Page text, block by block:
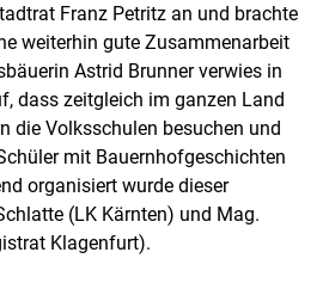
Franz Petritz an und brachte
weiterhin gute Zusammenarbeit
Astrid Brunner verwies in
dass zeitgleich im ganzen Land
die Volksschulen besuchen und
mit Bauernhofgeschichten
organisiert wurde dieser
(LK Kärnten) und Mag.
Klagenfurt).